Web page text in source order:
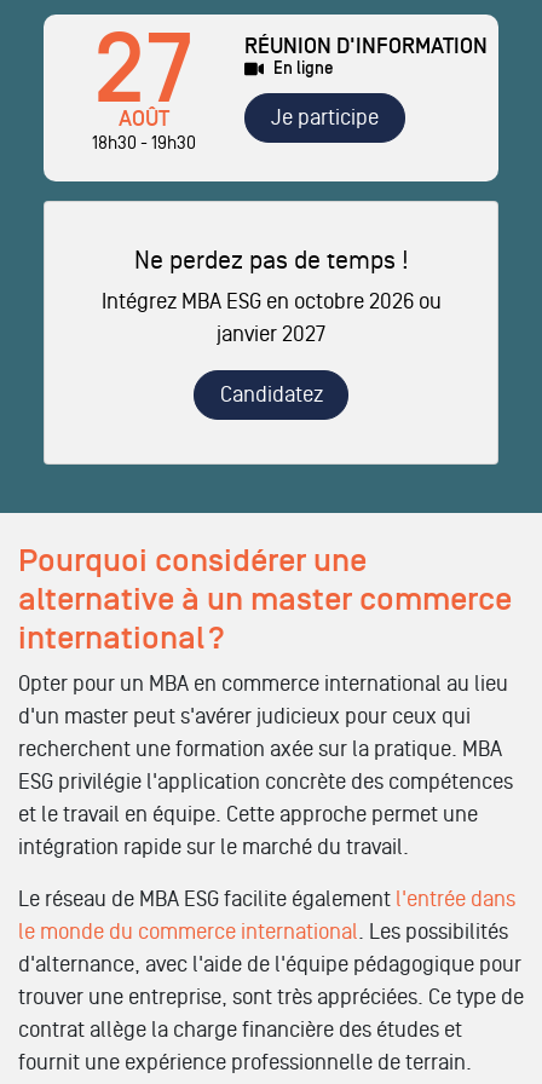
27
AOÛT
18h30 - 19h30
RÉUNION D'INFORMATION
En ligne
Je participe
Ne perdez pas de temps !
Intégrez MBA ESG en octobre 2026 ou
janvier 2027
Candidatez
Pourquoi considérer une
alternative à un master commerce
international ?
Opter pour un MBA en commerce international au lieu
d'un master peut s'avérer judicieux pour ceux qui
recherchent une formation axée sur la pratique. MBA
ESG privilégie l'application concrète des compétences
et le travail en équipe. Cette approche permet une
intégration rapide sur le marché du travail.
Le réseau de MBA ESG facilite également l'entrée dans
le monde du commerce international. Les possibilités
d'alternance, avec l'aide de l'équipe pédagogique pour
trouver une entreprise, sont très appréciées. Ce type de
contrat allège la charge financière des études et
fournit une expérience professionnelle de terrain.